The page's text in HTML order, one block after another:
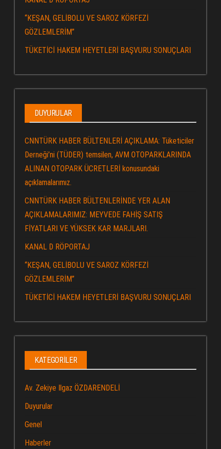
“KEŞAN, GELİBOLU VE SAROZ KÖRFEZİ
GÖZLEMLERİM”
TÜKETİCİ HAKEM HEYETLERİ BAŞVURU SONUÇLARI
DUYURULAR
CNNTÜRK HABER BÜLTENLERİ AÇIKLAMA: Tüketiciler
Derneği’ni (TÜDER) temsilen, AVM OTOPARKLARINDA
ALINAN OTOPARK ÜCRETLERİ konusundaki
açıklamalarımız.
CNNTÜRK HABER BÜLTENLERİNDE YER ALAN
AÇIKLAMALARIMIZ: MEYVEDE FAHİŞ SATIŞ
FİYATLARI VE YÜKSEK KAR MARJLARI.
KANAL D RÖPORTAJ
“KEŞAN, GELİBOLU VE SAROZ KÖRFEZİ
GÖZLEMLERİM”
TÜKETİCİ HAKEM HEYETLERİ BAŞVURU SONUÇLARI
KATEGORILER
Av. Zekiye Ilgaz ÖZDARENDELİ
Duyurular
Genel
Haberler